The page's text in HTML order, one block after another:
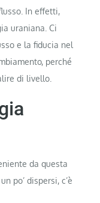
In effetti,
uraniana. Ci
e la fiducia nel
perché
di livello.
da questa
po’ dispersi, c’è